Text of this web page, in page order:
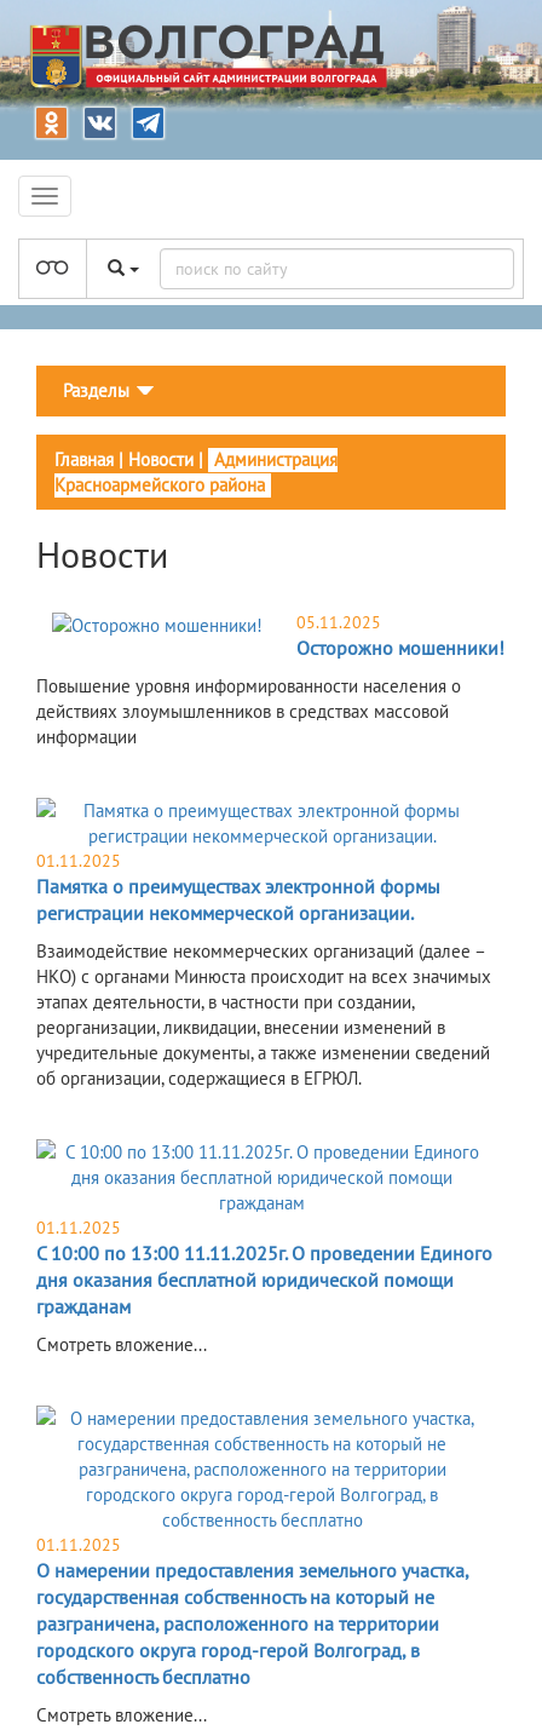
Разделы
Главная | Новости | Администрация
Красноармейского района
Новости
05.11.2025
Осторожно мошенники!
Повышение уровня информированности населения о
действиях злоумышленников в средствах массовой
информации
01.11.2025
Памятка о преимуществах электронной формы
регистрации некоммерческой организации.
Взаимодействие некоммерческих организаций (далее –
НКО) с органами Минюста происходит на всех значимых
этапах деятельности, в частности при создании,
реорганизации, ликвидации, внесении изменений в
учредительные документы, а также изменении сведений
об организации, содержащиеся в ЕГРЮЛ.
01.11.2025
С 10:00 по 13:00 11.11.2025г. О проведении Единого
дня оказания бесплатной юридической помощи
гражданам
Смотреть вложение...
01.11.2025
О намерении предоставления земельного участка,
государственная собственность на который не
разграничена, расположенного на территории
городского округа город-герой Волгоград, в
собственность бесплатно
Смотреть вложение...